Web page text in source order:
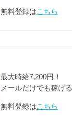
無料登録はこちら
最大時給7,200円！
メールだけでも稼げる
無料登録はこちら